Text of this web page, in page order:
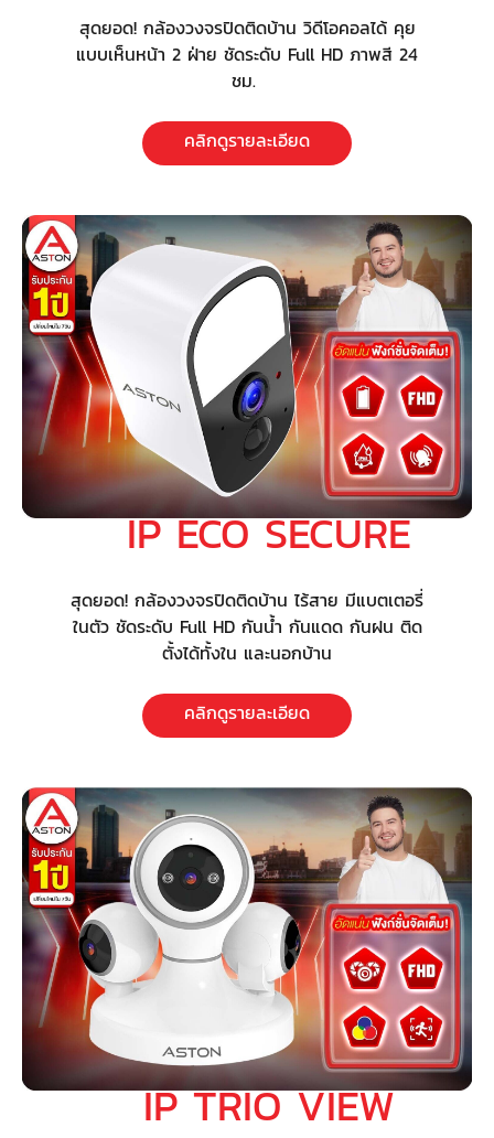
สุดยอด! กล้องวงจรปิดติดบ้าน วิดีโอคอลได้ คุย
แบบเห็นหน้า 2 ฝ่าย ชัดระดับ Full HD ภาพสี 24
ชม.
คลิกดูรายละเอียด
IP ECO SECURE
สุดยอด! กล้องวงจรปิดติดบ้าน ไร้สาย มีแบตเตอรี่
ในตัว ชัดระดับ Full HD กันน้ำ กันแดด กันฝน ติด
ตั้งได้ทั้งใน และนอกบ้าน
คลิกดูรายละเอียด
IP TRIO VIEW